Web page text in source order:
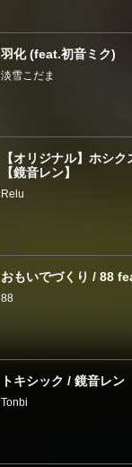
羽化 (feat.初音ミク)
淡雪こだま
【オリジナル】ホシ
【鏡音レン】
Relu
おもいでづくり / 88
88
トキシック / 鏡音レン
Tonbi